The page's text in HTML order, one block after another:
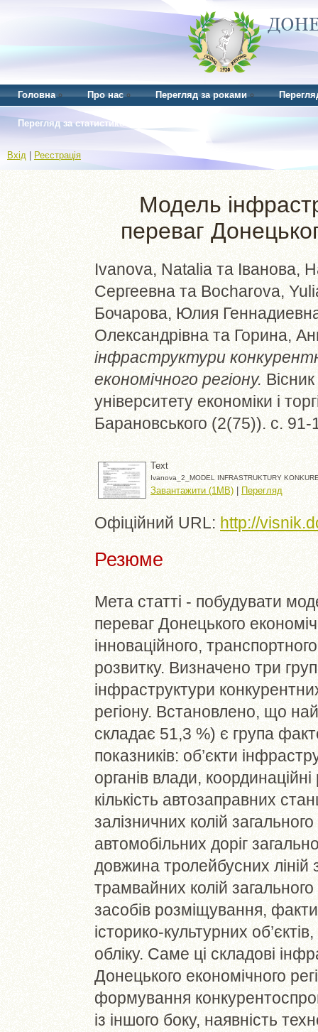
Головна Про нас Перегляд за роками
Перегляд за статистикою
Вхід Реєстрація
Модель
переваг
Ivanova, Natalia та Іванова,
Сергеевна та Bocharova,
Бочарова, Юлия
Олександрівна та Горина,
інфраструктури
економічного регіону.
університету економіки і
Барановського (2(75)). с.
Text
Ivanova_2_MODEL INFRASTRUKTURY
Завантажити (1MB) | Перегляд
Офіційний URL: http://
Резюме
Мета статті - побудувати
переваг Донецького
інноваційного,
розвитку. Визначено три
інфраструктури
регіону. Встановлено, що
складає 51,3 %) є група
показників: об’єкти
органів влади,
кількість автозаправних
залізничних колій
автомобільних доріг
довжина тролейбусних
трамвайних колій
засобів розміщування,
історико-культурних
обліку. Саме ці складові
Донецького економічного
формування
із іншого боку, наявність